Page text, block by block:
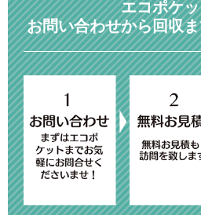
エコポケ
お問い合わせから回収